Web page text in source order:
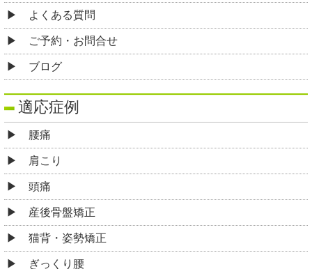
よくある質問
ご予約・お問合せ
ブログ
適応症例
腰痛
肩こり
頭痛
産後骨盤矯正
猫背・姿勢矯正
ぎっくり腰